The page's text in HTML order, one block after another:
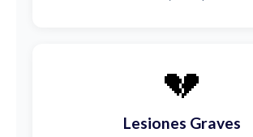
💔
Lesiones Graves